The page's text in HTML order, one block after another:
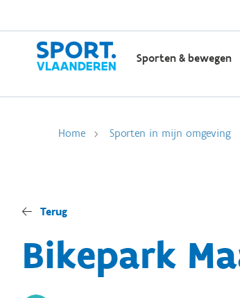
Sporten & bewegen
Home Sporten in mijn omgeving
Terug
Bikepark